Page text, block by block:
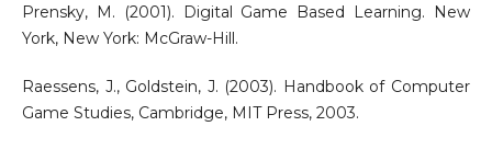
Prensky, M. (2001). Digital Game Based Learning. New
York, New York: McGraw-Hill.
Raessens, J., Goldstein, J. (2003). Handbook of Computer
Game Studies, Cambridge, MIT Press, 2003.